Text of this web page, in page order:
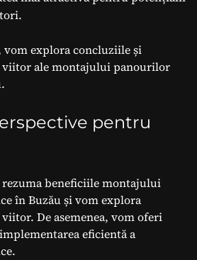
explora concluziile și
viitor ale montajului panourilor
pentru
beneficiile montajului
în Buzău și vom explora
De asemenea, vom oferi
eficientă a